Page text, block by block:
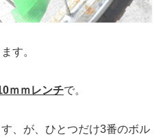
す。
ｍｍレンチで。
、が、ひとつだけ3番のボル